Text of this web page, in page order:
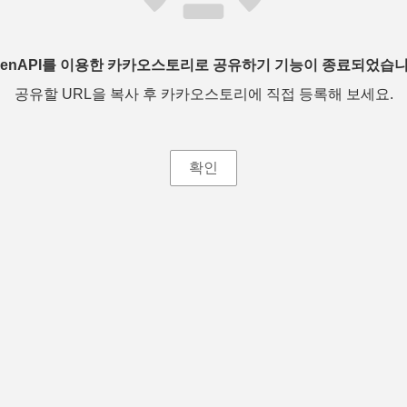
를 이용한 카카오스토리로 공유하기 기능이 종료되었습
공유할 URL을 복사 후 카카오스토리에 직접 등록해 보세요.
확인